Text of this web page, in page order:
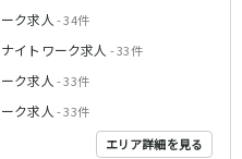
ク求人 - 34件
イトワーク求人 - 33件
ク求人 - 33件
ク求人 - 33件
エリア詳細を見る